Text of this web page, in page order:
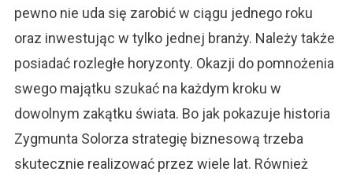
pewno nie uda się zarobić w ciągu jednego roku
oraz inwestując w tylko jednej branży. Należy także
posiadać rozległe horyzonty. Okazji do pomnożenia
swego majątku szukać na każdym kroku w
dowolnym zakątku świata. Bo jak pokazuje historia
Zygmunta Solorza strategię biznesową trzeba
skutecznie realizować przez wiele lat. Również